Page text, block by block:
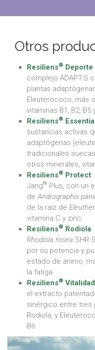
Otros
​Resiliens® Deporte
complejo ADAPT-S
plantas
Eleuterococo, más
vitaminas B1, B2, B5
Resiliens®
sustancias activas
adaptógenas
tradicionales
otros minerales,
Resiliens® Protect:
Jang® Plus, con un
de Andrographis
de la raíz de
vitamina C y zinc.
Resiliens® Rodiola:
Rhodiola rosea
por su potencia y
estado de ánimo,
la fatiga
Resiliens® Vitalidad
el extracto
sinérgico entre tres
Rodiola, y
B6.